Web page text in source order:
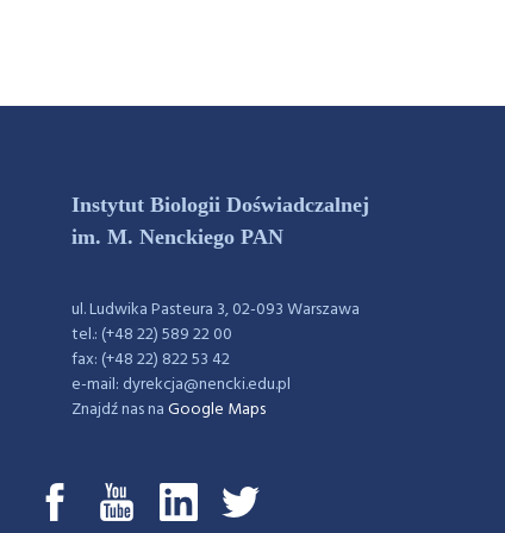
Instytut Biologii Doświadczalnej
im. M. Nenckiego PAN
ul. Ludwika Pasteura 3, 02-093 Warszawa
tel.: (+48 22) 589 22 00
fax: (+48 22) 822 53 42
e-mail: dyrekcja@nencki.edu.pl
Znajdź nas naGoogle Maps